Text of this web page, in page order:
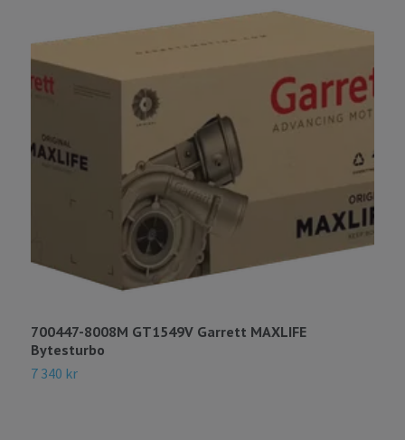
700447-8008M GT1549V Garrett MAXLIFE
Bytesturbo
7 340 kr